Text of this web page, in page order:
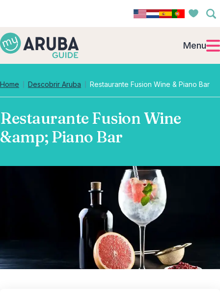
Menu
Home Descobrir Aruba Restaurante Fusion Wine & Piano Bar
Restaurante Fusion Wine
&amp; Piano Bar